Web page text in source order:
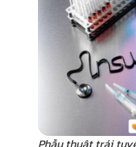
Phẫu thuật trái